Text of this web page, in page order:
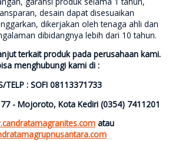
desain dapat disesuaikan
dikerjakan oleh tenaga ahli dan
dibidangnya lebih dari 10 tahun.
terkait produk pada perusahaan kami.
menghubungi kami di :
TELP : SOFI 08113371733
- Mojoroto, Kota Kediri (0354) 7411201
atau